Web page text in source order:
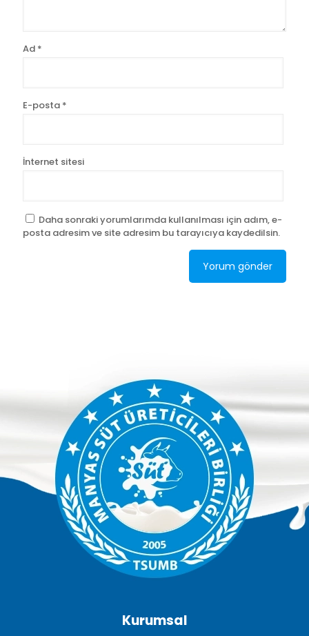
Ad *
E-posta *
İnternet sitesi
Daha sonraki yorumlarımda kullanılması için adım, e-
posta adresim ve site adresim bu tarayıcıya kaydedilsin.
Kurumsal